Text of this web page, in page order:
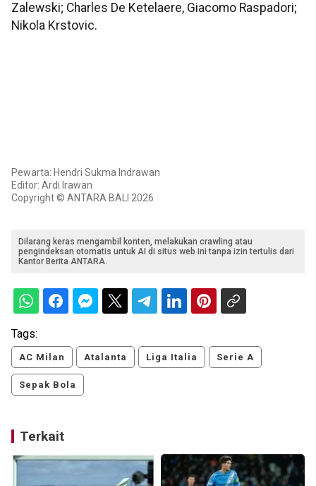
Zalewski; Charles De Ketelaere, Giacomo Raspadori;
Nikola Krstovic.
Pewarta: Hendri Sukma Indrawan
Editor: Ardi Irawan
Copyright © ANTARA BALI 2026
Dilarang keras mengambil konten, melakukan crawling atau
pengindeksan otomatis untuk AI di situs web ini tanpa izin tertulis dari
Kantor Berita ANTARA.
Tags:
AC Milan Atalanta Liga Italia Serie A
Sepak Bola
Terkait